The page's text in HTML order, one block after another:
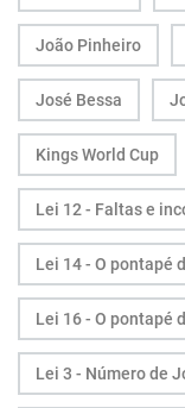
João Pinheiro
José Bessa
Kings World Cup
Lei 12 - Faltas e
Lei 14 - O pontapé
Lei 16 - O pontapé
Lei 3 - Número de